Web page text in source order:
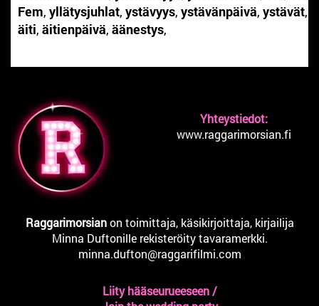
Fem, yllätysjuhlat, ystävyys, ystävänpäivä, ystävät,
äiti, äitienpäivä, äänestys,
Raggarimorsianon toimittaja, käsikirjoittaja, kirjailija
Minna Duftonille rekisteröity tavaramerkki.
Yhteystiedot:
www.raggarimorsian.fi
minna.dufton@raggarifilmi.com
Liity hääseurueeseen /